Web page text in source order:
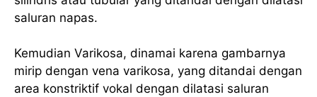
saluran napas.
Kemudian Varikosa, dinamai karena gambarnya
mirip dengan vena varikosa, yang ditandai dengan
area konstriktif vokal dengan dilatasi saluran